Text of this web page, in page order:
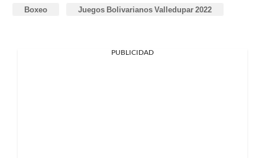
Boxeo Juegos Bolivarianos Valledupar 2022
PUBLICIDAD